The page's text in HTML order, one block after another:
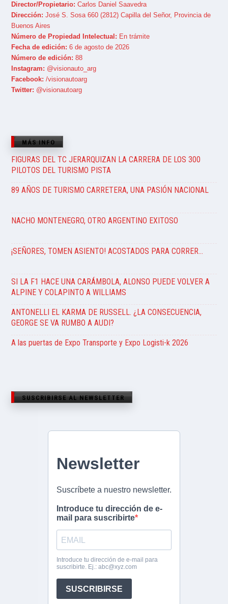
Director/Propietario: Carlos Daniel Saavedra
Dirección: José S. Sosa 660 (2812) Capilla del Señor, Provincia de
Buenos Aires
Número de Propiedad Intelectual: En trámite
Fecha de edición: 6 de agosto de 2026
Número de edición: 88
Instagram: @visionauto_arg
Facebook: /visionautoarg
Twitter: @visionautoarg
MÁS INFO
FIGURAS DEL TC JERARQUIZAN LA CARRERA DE LOS 300
PILOTOS DEL TURISMO PISTA
89 AÑOS DE TURISMO CARRETERA, UNA PASIÓN NACIONAL
NACHO MONTENEGRO, OTRO ARGENTINO EXITOSO
¡SEÑORES, TOMEN ASIENTO! ACOSTADOS PARA CORRER…
SI LA F1 HACE UNA CARÁMBOLA, ALONSO PUEDE VOLVER A
ALPINE Y COLAPINTO A WILLIAMS
ANTONELLI EL KARMA DE RUSSELL. ¿LA CONSECUENCIA,
GEORGE SE VA RUMBO A AUDI?
A las puertas de Expo Transporte y Expo Logisti-k 2026
SUSCRIBIRSE AL NEWSLETTER